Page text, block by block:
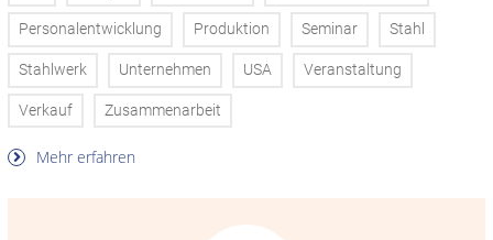
Personalentwicklung Produktion Seminar Stahl
Stahlwerk Unternehmen USA Veranstaltung
Verkauf Zusammenarbeit
Mehr erfahren